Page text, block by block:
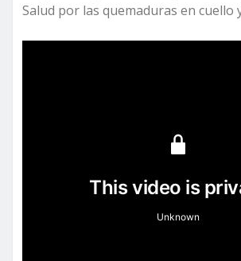
Salud por las quemaduras en cuello